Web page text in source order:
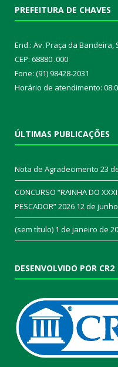
PREFEITURA DE CHAVES
End.: Av. Praça da Bandeira,
CEP: 68880 .000
Fone: (91) 98428-2031
Horário de atendimento:
ÚLTIMAS PUBLICAÇÕES
Nota de Agradecimento 23
CONCURSO “RAINHA DO
PESCADOR” 2026 12 de
(sem título) 1 de janeiro de
DESENVOLVIDO POR CR2